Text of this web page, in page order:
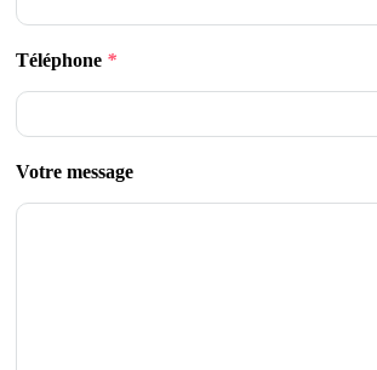
Téléphone *
Votre message